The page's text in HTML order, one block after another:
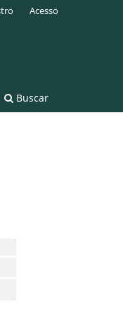
Buscar
Acesso